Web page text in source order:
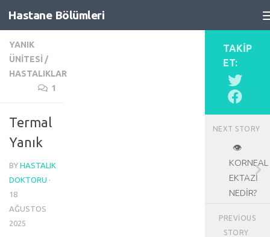
Skip to content
Hastane Bölümleri
YANIK
ÜNITESI /
HASTALIKLAR
1
Termal
Yanık
BY HASTALIK
DOKTORU ·
18
AĞUSTOS
2025
TAKIP
ET:
NEXT STORY
👁️
KORNEAL
EKTAZİ
NEDİR?
PREVIOUS
STORY